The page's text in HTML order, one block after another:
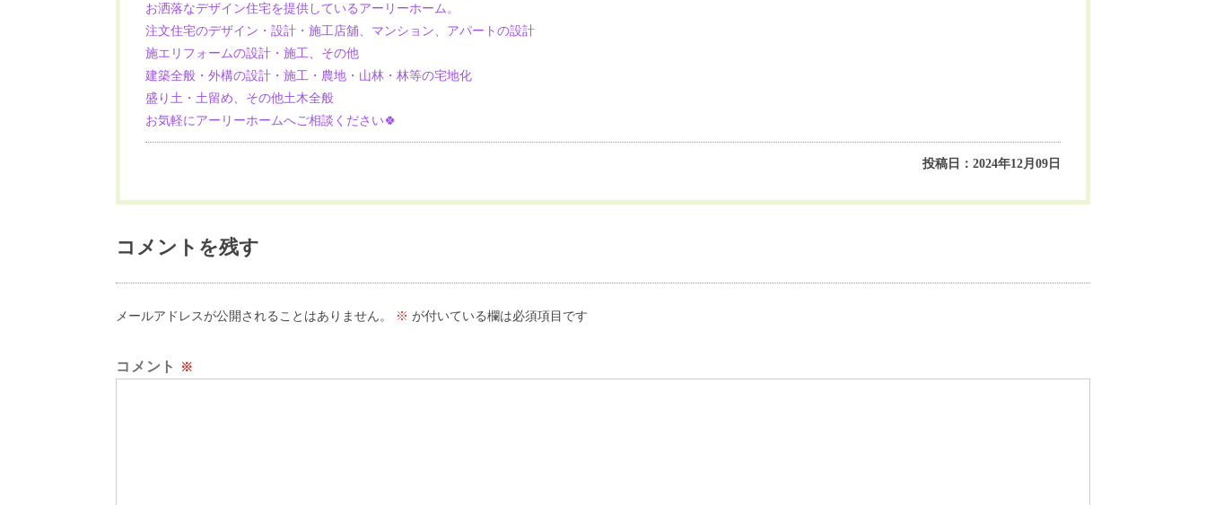
お洒落なデザイン住宅を提供しているアーリーホーム。
注文住宅のデザイン・設計・施工店舖、マンション、アパートの設計
施エリフォームの設計・施工、その他
建築全般・外構の設計・施工・農地・山林・林等の宅地化
盛り土・土留め、その他土木全般
お気軽にアーリーホームへご相談ください🍀
投稿日：2024年12月09日
コメントを残す
メールアドレスが公開されることはありません。 ※ が付いている欄は必須項目です
コメント ※